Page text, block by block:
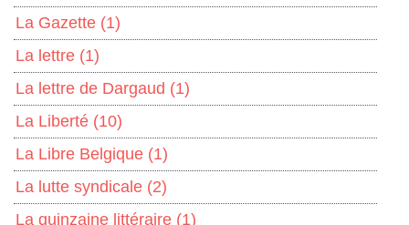
La Gazette (1)
La lettre (1)
La lettre de Dargaud (1)
La Liberté (10)
La Libre Belgique (1)
La lutte syndicale (2)
La quinzaine littéraire (1)